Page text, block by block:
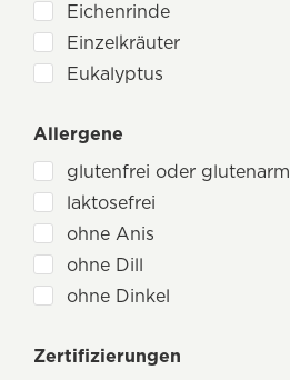
Eichenrinde
Einzelkräuter
Eukalyptus
Gewürztee
grüner Hafer
Ingwer
Kräutertee
Lapacho
Melisse
Salbei
Allergene
glutenfrei oder glutenarm
laktosefrei
ohne Anis
ohne Dill
ohne Dinkel
ohne Erdnüsse
Zertifizierungen